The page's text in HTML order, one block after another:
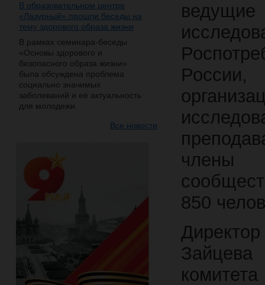
В образовательном центре
«Лазурный» прошли беседы на
тему здорового образа жизни
В рамках семинара-беседы
«Основы здорового и
безопасного образа жизни»
была обсуждена проблема
социально значимых
заболеваний и её актуальность
для молодежи.
Все новости
России,
члены
850
Зайцева